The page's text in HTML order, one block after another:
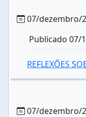
07/dezembro/
Publicado 07/
REFLEXÕES
07/dezembro/